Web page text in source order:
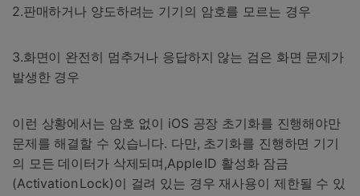
2.판매하거나 양도하려는 기기의 암호를 모르는 경우
3.화면이 완전히 멈추거나 응답하지 않는 검은 화면 문제가
발생한 경우
이런 상황에서는 암호 없이 iOS 공장 초기화를 진행해야만
문제를 해결할 수 있습니다. 다만, 초기화를 진행하면 기기
의 모든 데이터가 삭제되며,Apple ID 활성화 잠금
(Activation Lock)이 걸려 있는 경우 재사용이 제한될 수 있